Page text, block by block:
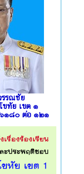
รรณชัย
ทัย เขต ๑
๑๘๐ ต่อ ๑๒๑